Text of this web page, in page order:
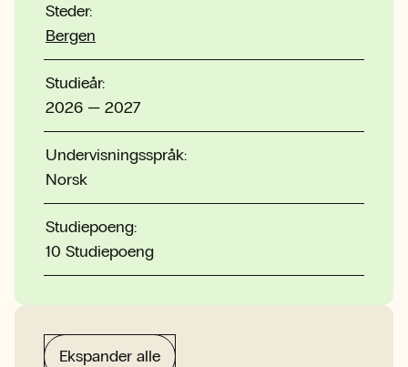
Steder:
Bergen
Studieår:
2026 — 2027
Undervisningsspråk:
Norsk
Studiepoeng:
10 Studiepoeng
Ekspander alle